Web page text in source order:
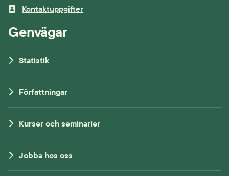
Kontaktuppgifter
Genvägar
Statistik
Författningar
Kurser och seminarier
Jobba hos oss